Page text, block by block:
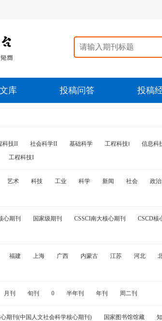
库 投稿问答 投稿
科技II 社会科学II 基础科学 工程科技‖ 信息科
工程科技I
艺术 科技 工业 科学 新闻 社会 政治
心期刊 国家级期刊 CSSCI南大核心期刊 CSCD核
福建 上海 广西 内蒙古 江苏 河北
月刊 旬刊 0 半年刊 年刊 周二刊
期刊(中国人文社会科学核心期刊) 国家图书馆馆藏